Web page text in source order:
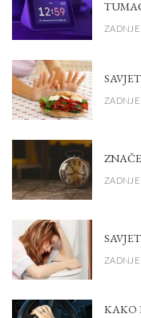
KAKO